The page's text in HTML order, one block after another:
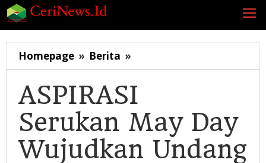
Lewati
ke
Homepage » Berita »
Serukan
May
Day
Wujudkan
Undang
Undang
Ketenagakerjaan
ASPIRASI
Serukan May Day
Wujudkan Undang